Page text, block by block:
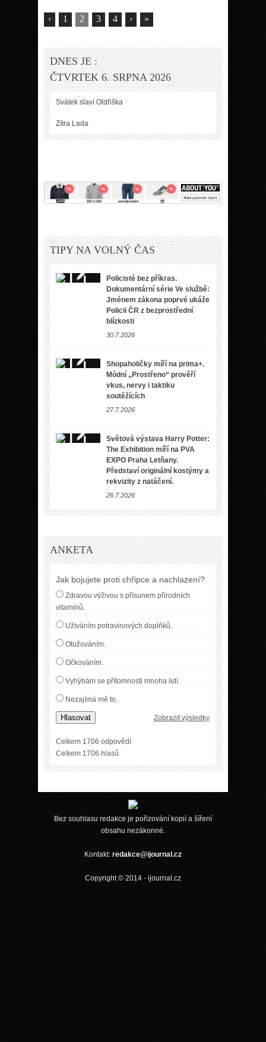
‹ 1 2 3 4 › »
DNES JE :
ČTVRTEK 6. SRPNA 2026
Svátek slaví Oldřiška
Zítra Lada
TIPY NA VOLNÝ ČAS
Policisté bez příkras.
Dokumentární série Ve službě:
Jménem zákona poprvé ukáže
Policii ČR z bezprostřední
blízkosti
30.7.2026
Shopaholičky míří na prima+.
Módní „Prostřeno“ prověří
vkus, nervy i taktiku
soutěžících
27.7.2026
Světová výstava Harry Potter:
The Exhibition míří na PVA
EXPO Praha Letňany.
Představí originální kostýmy a
rekvizity z natáčení.
26.7.2026
ANKETA
Jak bojujete proti chřipce a nachlazení?
Zdravou výživou s přísunem přírodních
vitamínů.
Užíváním potravinových doplňků..
Otužováním.
Očkováním.
Vyhýbám se přítomnosti mnoha lidí.
Nezajímá mě to.
Hlasovat Zobrazit výsledky
Celkem 1706 odpovědí
Celkem 1706 hlasů
Bez souhlasu redakce je pořizování kopií a šíření
obsahu nezákonné.
Kontakt: redakce@ijournal.cz
Copyright © 2014 - ijournal.cz